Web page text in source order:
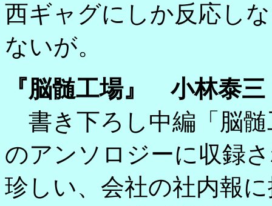
西ギャグにしか反応し
ないが。
『脳髄工場』 小林泰三
書き下ろし中編「脳髄
のアンソロジーに収録
珍しい、会社の社内報